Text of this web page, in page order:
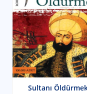
Sultanı